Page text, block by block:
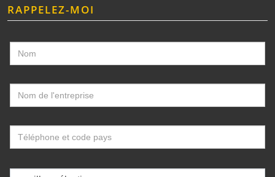
RAPPELEZ-MOI